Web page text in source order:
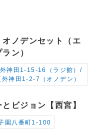
オノデンセット（エ
ン）
神田1-15-16（ラジ館）/
神田1-2-7（オノデン）
とビジョン【西宮】
園八番町1-100